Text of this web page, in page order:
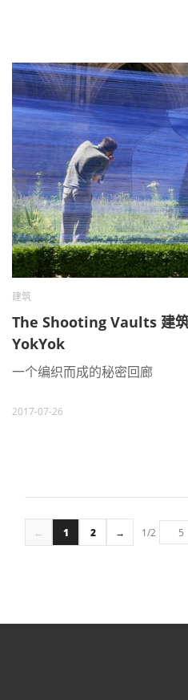
建筑
The Shooting Vaults 建
YokYok
一个编织而成的秘密回廊
2017-07-26
← 1 2 → 1/2